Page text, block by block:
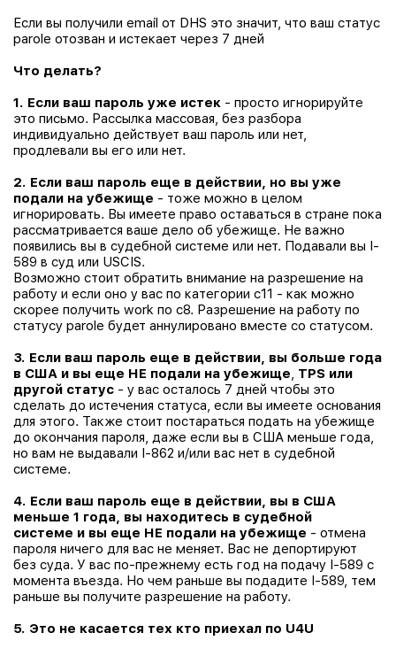
Если вы получили email от DHS это значит, что ваш статус
parole отозван и истекает через 7 дней
Что делать?
1. Если ваш пароль уже истек - просто игнорируйте
это письмо. Рассылка массовая, без разбора
индивидуально действует ваш пароль или нет,
продлевали вы его или нет.
2. Если ваш пароль еще в действии, но вы уже
подали на убежище - тоже можно в целом
игнорировать. Вы имеете право оставаться в стране пока
рассматривается ваше дело об убежище. Не важно
появились вы в судебной системе или нет. Подавали вы I-
589 в суд или USCIS.
Возможно стоит обратить внимание на разрешение на
работу и если оно у вас по категории c11 - как можно
скорее получить work по c8. Разрешение на работу по
статусу parole будет аннулировано вместе со статусом.
3. Если ваш пароль еще в действии, вы больше года
в США и вы еще НЕ подали на убежище, TPS или
другой статус - у вас осталось 7 дней чтобы это
сделать до истечения статуса, если вы имеете основания
для этого. Также стоит постараться подать на убежище
до окончания пароля, даже если вы в США меньше года,
но вам не выдавали I-862 и/или вас нет в судебной
системе.
4. Если ваш пароль еще в действии, вы в США
меньше 1 года, вы находитесь в судебной
системе и вы еще НЕ подали на убежище - отмена
пароля ничего для вас не меняет. Вас не депортируют
без суда. У вас по-прежнему есть год на подачу I-589 с
момента въезда. Но чем раньше вы подадите I-589, тем
раньше вы получите разрешение на работу.
5. Это не касается тех кто приехал по U4U